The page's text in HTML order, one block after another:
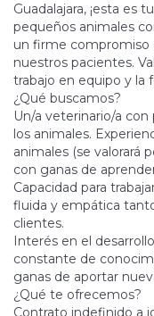
Guadalajara, ¡esta es
pequeños animales
un firme compromiso
nuestros pacientes.
trabajo en equipo y la
¿Qué buscamos?
Un/a veterinario/a
los animales.
animales (se valorará
con ganas de
Capacidad para
fluida y empática
clientes.
Interés en el
constante de
ganas de aportar
¿Qué te ofrecemos?
Contrato indefinido a